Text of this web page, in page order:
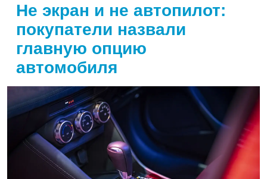
Не экран и не автопилот:
покупатели назвали
главную опцию
автомобиля